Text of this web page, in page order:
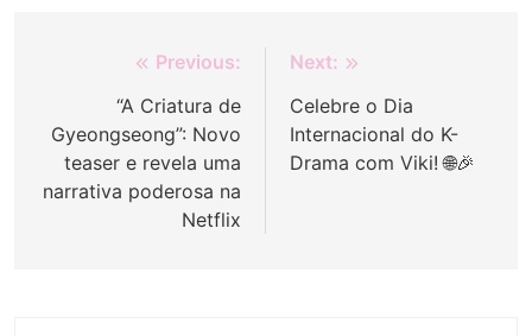
Navegação
Post
Previous:
“A Criatura de
Gyeongseong”: Novo
teaser e revela uma
narrativa poderosa na
Netflix
Next:
Celebre o Dia
Internacional do K-
Drama com Viki! 🌐🎉